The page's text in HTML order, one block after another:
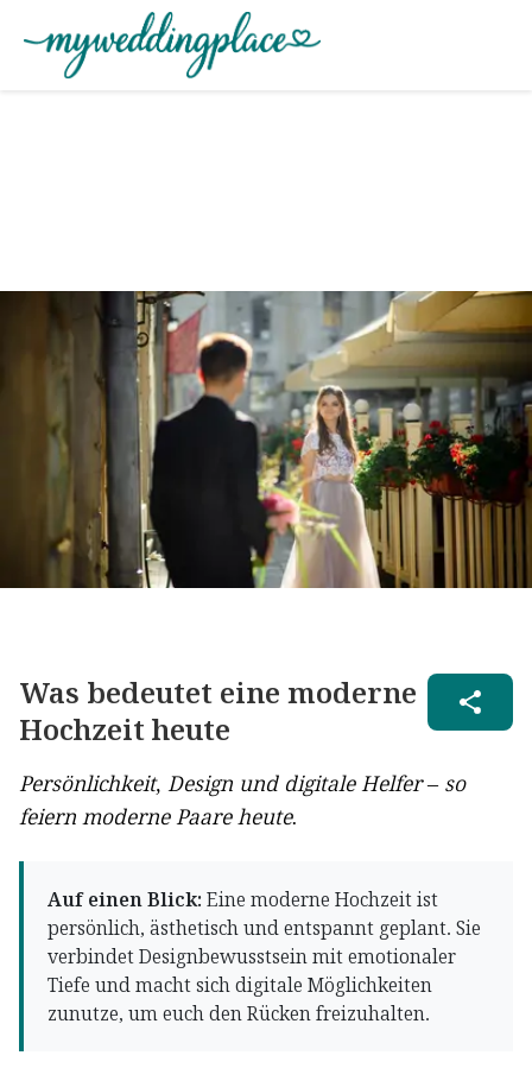
Was bedeutet eine moderne
Hochzeit heute
Persönlichkeit, Design und digitale Helfer – so
feiern moderne Paare heute.
Auf einen Blick: Eine moderne Hochzeit ist
persönlich, ästhetisch und entspannt geplant. Sie
verbindet Designbewusstsein mit emotionaler
Tiefe und macht sich digitale Möglichkeiten
zunutze, um euch den Rücken freizuhalten.